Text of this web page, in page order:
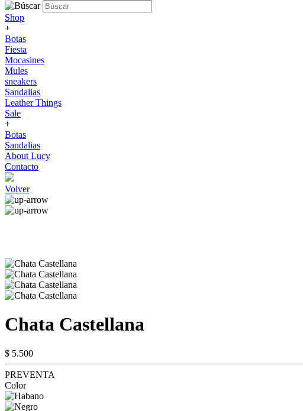
Shop
+
Botas
Fiesta
Mocasines
Mules
sneakers
Sandalias
Leather Things
Sale
+
Botas
Sandalias
About Lucy
Contacto
Volver
Chata Castellana
$ 5.500
PREVENTA
Color